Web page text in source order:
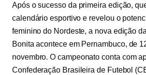
Após o sucesso da primeira edição,
calendário esportivo e revelou o
feminino do Nordeste, a nova edição
Bonita acontece em Pernambuco, de
novembro. O campeonato conta com
Confederação Brasileira de Futebol